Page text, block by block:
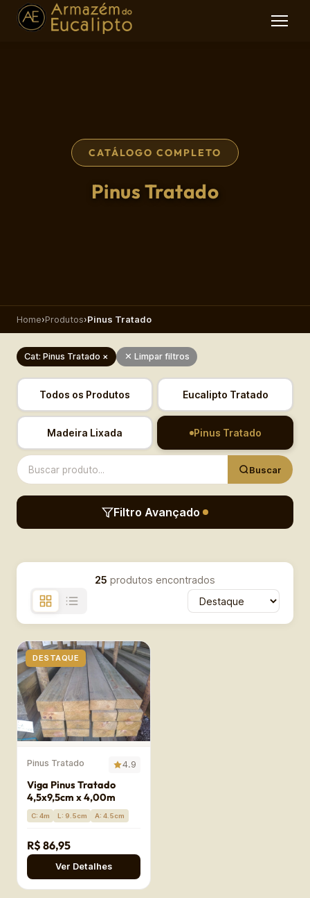
CATÁLOGO COMPLETO
Pinus Tratado
Home›Produtos›Pinus Tratado
Cat: Pinus Tratado × ✕ Limpar filtros
Todos os Produtos Eucalipto Tratado
Madeira Lixada Pinus Tratado
Buscar
Filtro Avançado
25 produtos encontrados
DESTAQUE
Pinus Tratado 4.9
Viga Pinus Tratado
4,5x9,5cm x 4,00m
C: 4m L: 9.5cm A: 4.5cm
R$ 86,95
Ver Detalhes